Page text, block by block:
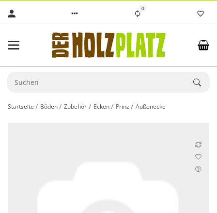
0
Startseite Böden Zubehör Ecken Prinz Außenecke